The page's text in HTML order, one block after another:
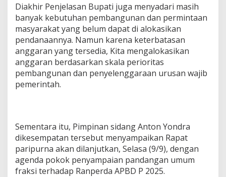
Diakhir Penjelasan Bupati juga menyadari masih
banyak kebutuhan pembangunan dan permintaan
masyarakat yang belum dapat di alokasikan
pendanaannya. Namun karena keterbatasan
anggaran yang tersedia, Kita mengalokasikan
anggaran berdasarkan skala perioritas
pembangunan dan penyelenggaraan urusan wajib
pemerintah.
Sementara itu, Pimpinan sidang Anton Yondra
dikesempatan tersebut menyampaikan Rapat
paripurna akan dilanjutkan, Selasa (9/9), dengan
agenda pokok penyampaian pandangan umum
fraksi terhadap Ranperda APBD P 2025.